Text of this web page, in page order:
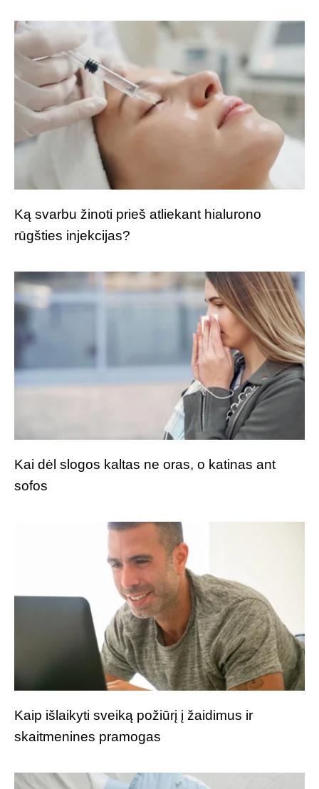
Ką svarbu žinoti prieš atliekant hialurono
rūgšties injekcijas?
Kai dėl slogos kaltas ne oras, o katinas ant
sofos
Kaip išlaikyti sveiką požiūrį į žaidimus ir
skaitmenines pramogas